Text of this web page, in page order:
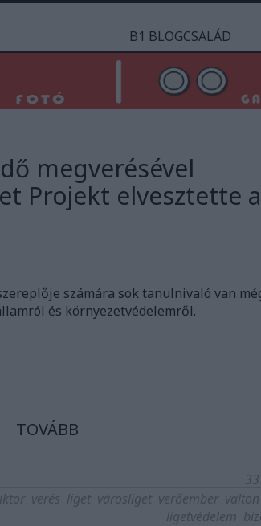
B1 BLOGCSALÁD
megverésével
Projekt elvesztette
számára sok tanulnivaló van
és környezetvédelemről.
TOVÁBB
33
verés liget városliget verőember valton
ligetvédelem